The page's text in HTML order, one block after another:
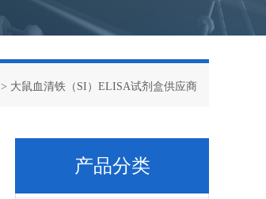
> 大鼠血清铁（SI）ELISA试剂盒供应商
产品分类